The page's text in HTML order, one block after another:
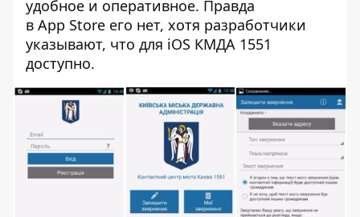
удобное и оперативное. Правда
в App Store его нет, хотя разработчики
указывают, что для iOS КМДА 1551
доступно.